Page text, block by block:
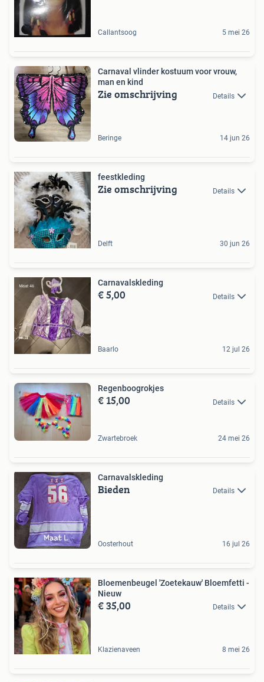
Callantsoog 5 mei 26
Carnaval vlinder kostuum voor vrouw,
man en kind
Zie omschrijving Details
Beringe 14 jun 26
feestkleding
Zie omschrijving Details
Delft 30 jun 26
Carnavalskleding
€ 5,00 Details
Baarlo 12 jul 26
Regenboogrokjes
€ 15,00 Details
Zwartebroek 24 mei 26
Carnavalskleding
Bieden Details
Oosterhout 16 jul 26
Bloemenbeugel 'Zoetekauw' Bloemfetti -
Nieuw
€ 35,00 Details
Klazienaveen 8 mei 26